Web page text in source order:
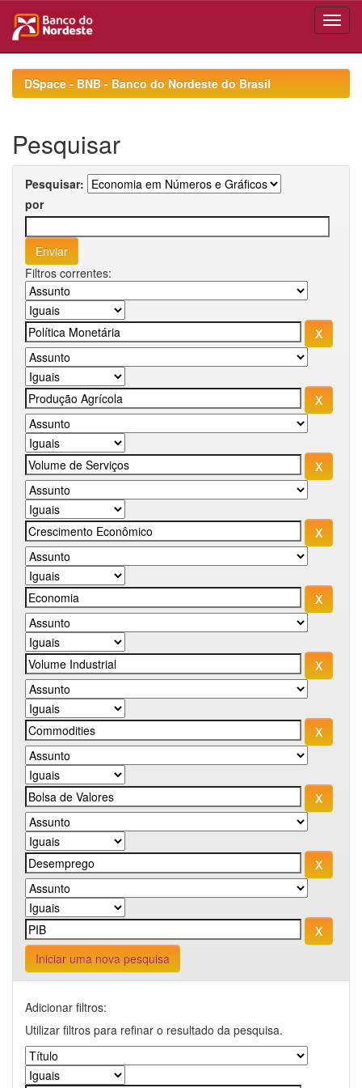
navigationDSpace - BNB - Banco do Nordeste do Brasil
Pesquisar
Pesquisar:
por
Filtros correntes:
Iniciar uma nova pesquisa
Adicionar filtros:
Utilizar filtros para refinar o resultado da pesquisa.